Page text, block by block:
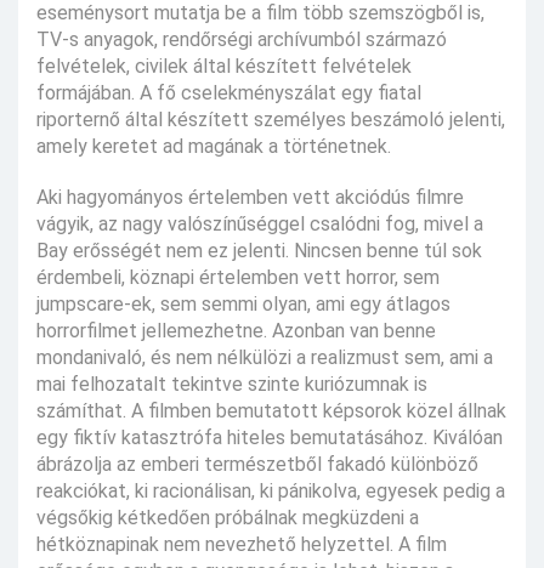
eseménysort mutatja be a film több szemszögből is,
TV-s anyagok, rendőrségi archívumból származó
felvételek, civilek által készített felvételek
formájában. A fő cselekményszálat egy fiatal
riporternő által készített személyes beszámoló jelenti,
amely keretet ad magának a történetnek.
Aki hagyományos értelemben vett akciódús filmre
vágyik, az nagy valószínűséggel csalódni fog, mivel a
Bay erősségét nem ez jelenti. Nincsen benne túl sok
érdembeli, köznapi értelemben vett horror, sem
jumpscare-ek, sem semmi olyan, ami egy átlagos
horrorfilmet jellemezhetne. Azonban van benne
mondanivaló, és nem nélkülözi a realizmust sem, ami a
mai felhozatalt tekintve szinte kuriózumnak is
számíthat. A filmben bemutatott képsorok közel állnak
egy fiktív katasztrófa hiteles bemutatásához. Kiválóan
ábrázolja az emberi természetből fakadó különböző
reakciókat, ki racionálisan, ki pánikolva, egyesek pedig a
végsőkig kétkedően próbálnak megküzdeni a
hétköznapinak nem nevezhető helyzettel. A film